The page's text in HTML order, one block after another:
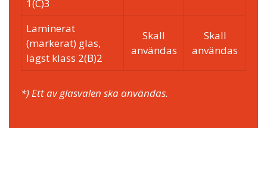
1(C)3
Laminerat
(markerat) glas,
lägst klass 2(B)2
Skall
användas
Skall
användas
*) Ett av glasvalen ska användas.